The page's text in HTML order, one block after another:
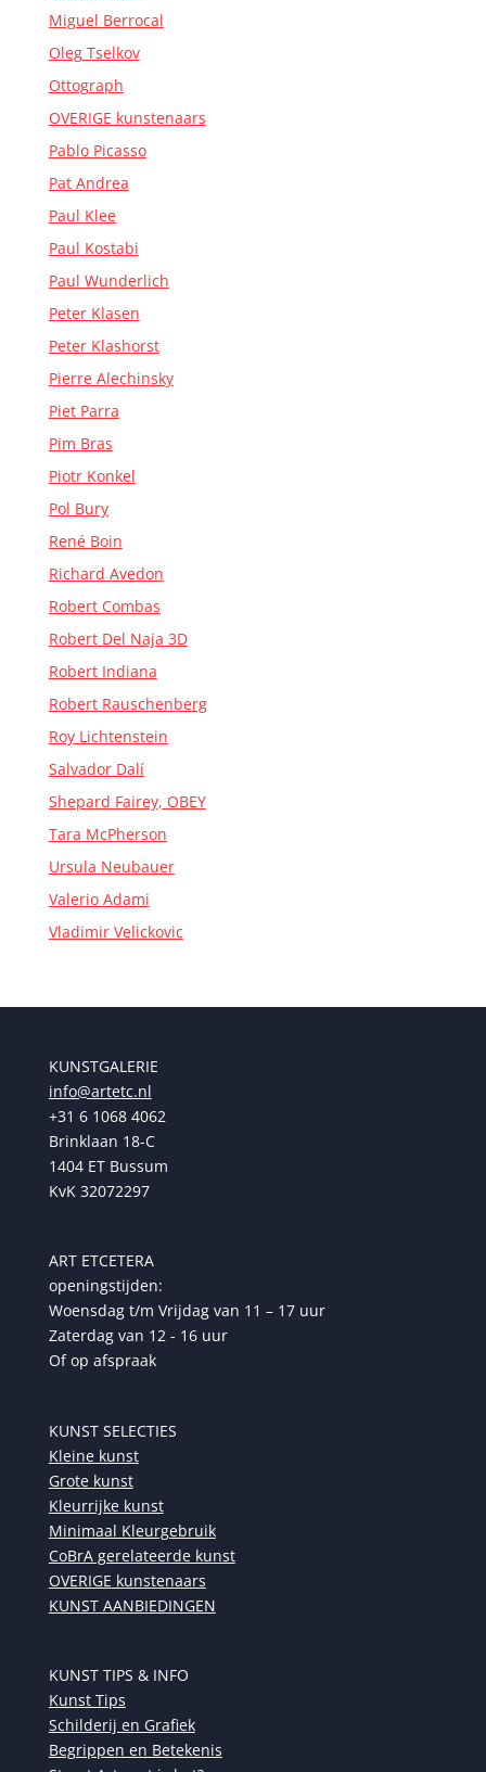
Miguel Berrocal
Oleg Tselkov
Ottograph
OVERIGE kunstenaars
Pablo Picasso
Pat Andrea
Paul Klee
Paul Kostabi
Paul Wunderlich
Peter Klasen
Peter Klashorst
Pierre Alechinsky
Piet Parra
Pim Bras
Piotr Konkel
Pol Bury
René Boin
Richard Avedon
Robert Combas
Robert Del Naja 3D
Robert Indiana
Robert Rauschenberg
Roy Lichtenstein
Salvador Dalí
Shepard Fairey, OBEY
Tara McPherson
Ursula Neubauer
Valerio Adami
Vladimir Velickovic
KUNSTGALERIE
info@artetc.nl
+31 6 1068 4062
Brinklaan 18-C
1404 ET Bussum
KvK 32072297
ART ETCETERA
openingstijden:
Woensdag t/m Vrijdag van 11 – 17 uur
Zaterdag van 12 - 16 uur
Of op afspraak
KUNST SELECTIES
Kleine kunst
Grote kunst
Kleurrijke kunst
Minimaal Kleurgebruik
CoBrA gerelateerde kunst
OVERIGE kunstenaars
KUNST AANBIEDINGEN
KUNST TIPS & INFO
Kunst Tips
Schilderij en Grafiek
Begrippen en Betekenis